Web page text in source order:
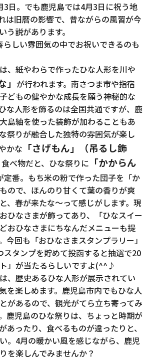
3日。でも鹿児島では4月3日に祝う地
は旧暦の影響で、昔ながらの風習が今
う説があります。
しい雰囲気の中でお祝いできるのも
、紙やわらで作ったひな人形を川や
」 が行われます。南さつま市や指宿
どもの健やかな成長を願う神秘的な
な人形を飾るのは全国共通ですが、鹿
島紬を使った装飾が加わることもあ
祭りが融合した独特の雰囲気が楽し
かな 「さげもん」（吊るし飾
べ物だと、ひな祭りに 「かからん
定番。もち米の粉で作った団子を「か
ので、ほんのり甘くて葉の香りが爽
、春が来たな～って感じがします。現
ひなさまが飾ってあり、「ひなスイー
おひなさまにちなんだメニューも提
今回も「おひなさまスタンプラリー」
スタンプを貯めて投函すると抽選で20
」が当たるらしいですよ(^^♪
、歴史あるひな人形が展示されてい
を楽しめます。鹿児島市内でもひな人
があるので、観光がてら立ち寄ってみ
鹿児島のひな祭りは、ちょっと時期が
あったり、食べるものが違ったりと、
。4月の暖かい風を感じながら、鹿児
を楽しんでみませんか？